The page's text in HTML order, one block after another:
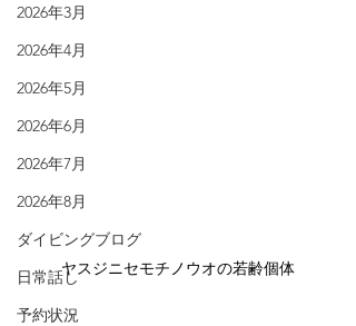
2026年3月
2026年4月
2026年5月
2026年6月
2026年7月
2026年8月
ダイビングブログ
日常話し
予約状況
ヤスジニセモチノウオの若齢個体